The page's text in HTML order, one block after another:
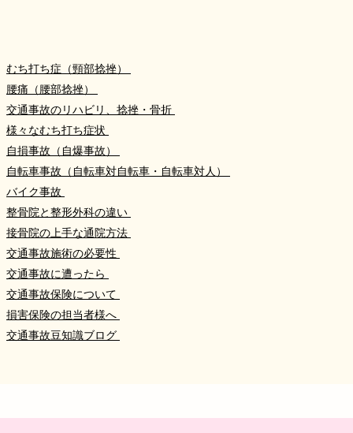
むち打ち症（頸部捻挫）
腰痛（腰部捻挫）
交通事故のリハビリ、捻挫・骨折
様々なむち打ち症状
自損事故（自爆事故）
自転車事故（自転車対自転車・自転車対人）
バイク事故
整骨院と整形外科の違い
接骨院の上手な通院方法
交通事故施術の必要性
交通事故に遭ったら
交通事故保険について
損害保険の担当者様へ
交通事故豆知識ブログ